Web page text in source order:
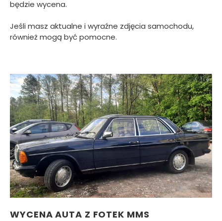
będzie wycena.
Jeśli masz aktualne i wyraźne zdjęcia samochodu,
również mogą być pomocne.
WYCENA AUTA Z FOTEK MMS